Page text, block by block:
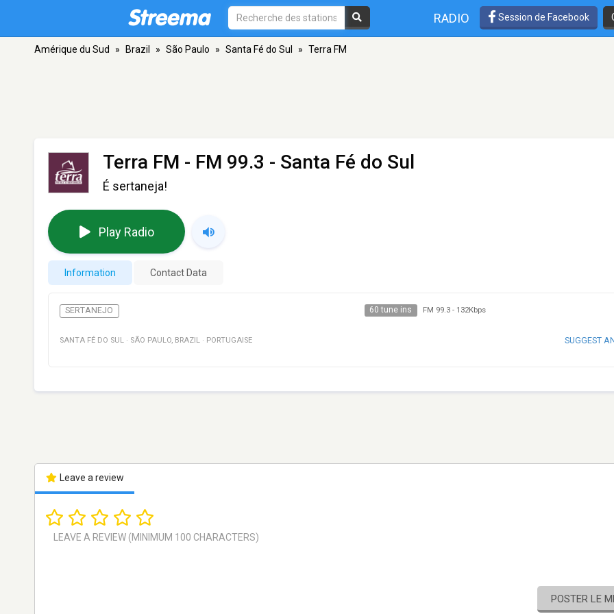
RADIO Session de Facebook
Amérique du Sud » Brazil » São Paulo » Santa Fé do Sul » Terra FM
Terra FM - FM 99.3 - Santa Fé do Sul
É sertaneja!
Play Radio
Information Contact Data
SERTANEJO 60 tune ins FM 99.3- 132Kbps
SANTA FÉ DO SUL · SÃO PAULO, BRAZIL · PORTUGAISE SUGGEST
Leave a review
POSTER LE